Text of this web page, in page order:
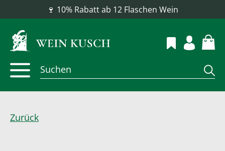
📦 Versandkostenfrei ab 100 €
Zurück